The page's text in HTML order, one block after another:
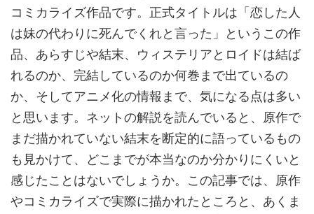
コミカライズ作品です。正式タイトルは「恋した人
は妹の代わりに死んでくれと言った」というこの作
品、あらすじや結末、ウィステリアとロイドは結ば
れるのか、完結しているのか何巻まで出ているの
か、そしてアニメ化の情報まで、気になる点は多い
と思います。ネットの解説を読んでいると、原作で
まだ描かれていない結末を断定的に語っているもの
も見かけて、どこまでが本当なのか分かりにくいと
感じたことはないでしょうか。この記事では、原作
やコミカライズで実際に描かれたところと、あくま